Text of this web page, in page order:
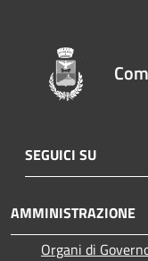
SEGUICI SU
AMMINISTRAZIONE
Organi di